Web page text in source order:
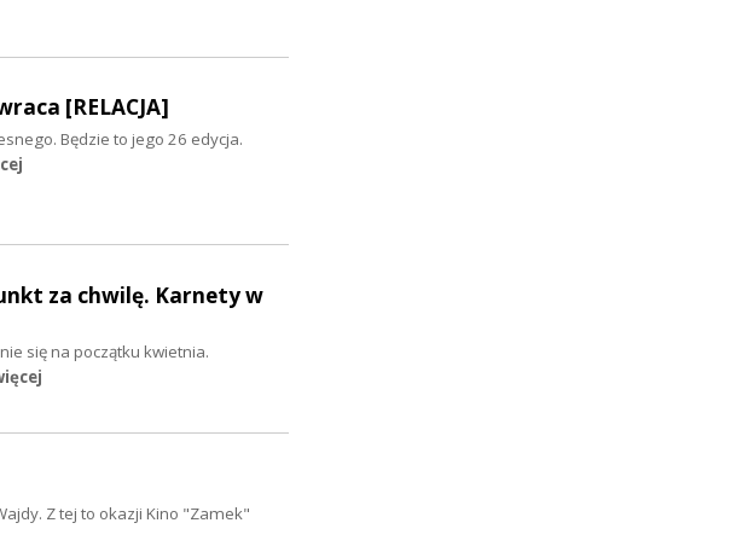
[RELACJA]
Będzie to jego 26 edycja.
za chwilę. Karnety w
się na początku kwietnia.
Z tej to okazji Kino "Zamek"